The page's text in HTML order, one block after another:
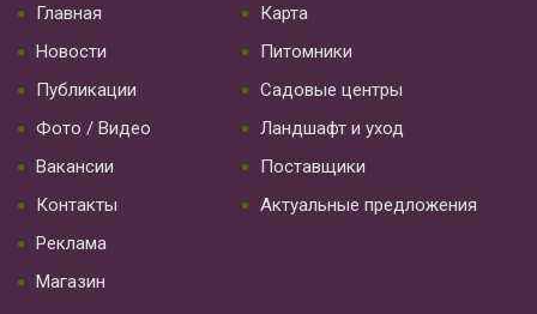
Главная
Новости
Публикации
Фото / Видео
Вакансии
Контакты
Реклама
Магазин
Карта
Питомники
Садовые центры
Ландшафт и уход
Поставщики
Актуальные предложения